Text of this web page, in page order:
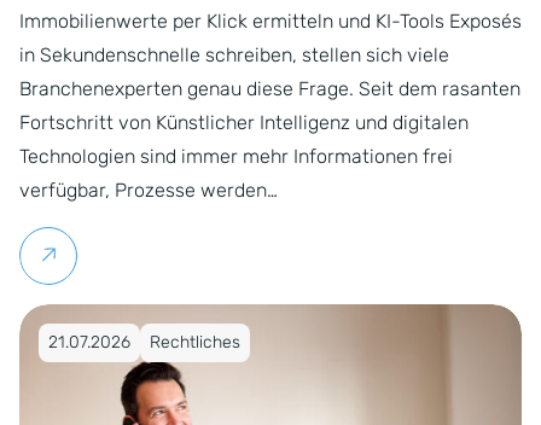
Immobilienwerte per Klick ermitteln und KI-Tools Exposés
in Sekundenschnelle schreiben, stellen sich viele
Branchenexperten genau diese Frage. Seit dem rasanten
Fortschritt von Künstlicher Intelligenz und digitalen
Technologien sind immer mehr Informationen frei
verfügbar, Prozesse werden…
Weiterlesen
Veröffentlicht am 21.07.2026
21.07.2026 Rechtliches